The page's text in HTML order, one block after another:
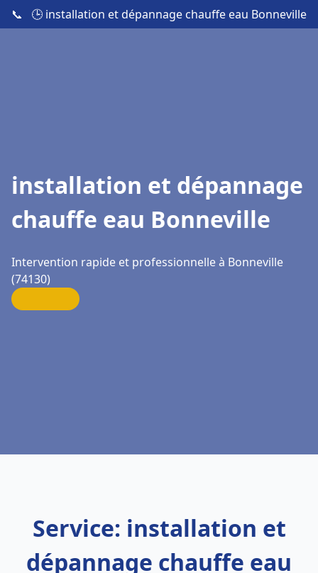
📞 🕒 installation et dépannage chauffe eau Bonneville
installation et dépannage
chauffe eau Bonneville
Intervention rapide et professionnelle à Bonneville
(74130)
Service: installation et
dépannage chauffe eau